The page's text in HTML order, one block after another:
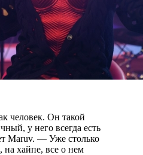
человек. Он такой
у него всегда есть
Maruv. — Уже столько
на хайпе, все о нем